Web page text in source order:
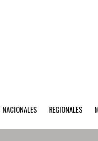
NACIONALES REGIONALES